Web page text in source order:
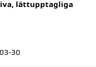
lättupptagliga
30